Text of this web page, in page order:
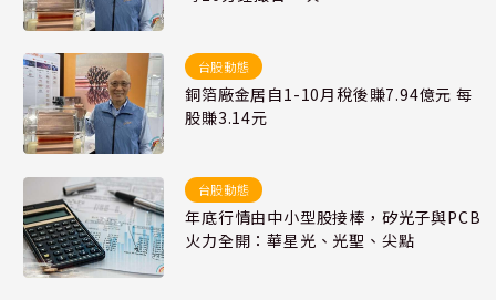
台股動態
銅箔廠金居自1-10月稅後賺7.94億元 每
股賺3.14元
台股動態
年底行情由中小型股接棒，矽光子與PCB
火力全開：華星光、光聖、尖點